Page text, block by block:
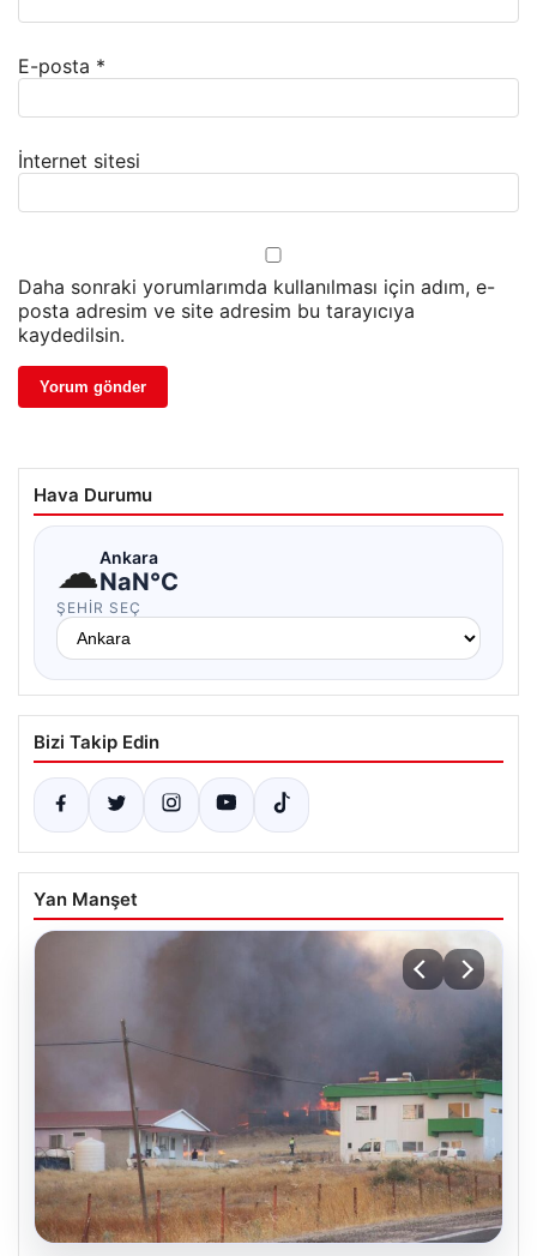
E-posta *
İnternet sitesi
Daha sonraki yorumlarımda kullanılması için adım, e-
posta adresim ve site adresim bu tarayıcıya
kaydedilsin.
Hava Durumu
☁Ankara
NaN°C
ŞEHIR SEÇ
Bizi Takip Edin
Yan Manşet